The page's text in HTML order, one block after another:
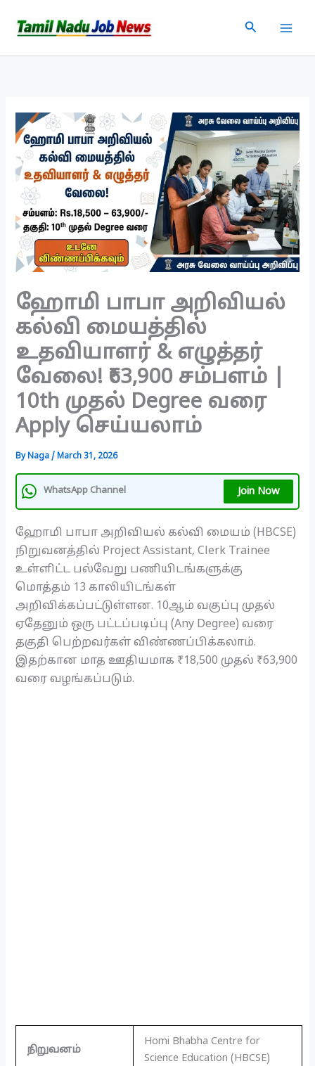
Search
ஹோமி பாபா அறிவியல்
கல்வி மையத்தில்
உதவியாளர் & எழுத்தர்
வேலை! ₹63,900 சம்பளம் |
10th முதல் Degree வரை
Apply செய்யலாம்
ByNaga/March 31, 2026
WhatsApp Channel Join Now
ஹோமி பாபா அறிவியல் கல்வி மையம் (HBCSE)
நிறுவனத்தில் Project Assistant, Clerk Trainee
உள்ளிட்ட பல்வேறு பணியிடங்களுக்கு
மொத்தம் 13 காலியிடங்கள்
அறிவிக்கப்பட்டுள்ளன. 10ஆம் வகுப்பு முதல்
ஏதேனும் ஒரு பட்டப்படிப்பு (Any Degree) வரை
தகுதி பெற்றவர்கள் விண்ணப்பிக்கலாம்.
இதற்கான மாதஊதியமாக ₹18,500 முதல் ₹63,900
வரை வழங்கப்படும்.
நிறுவனம்
Homi Bhabha Centre for
Science Education (HBCSE)